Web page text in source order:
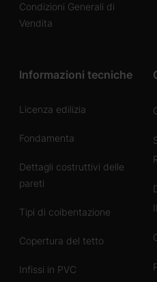
Condizioni Generali di
Vendita
Informazioni tecniche
Licenza edilizia
Fondamenta
Dettagli costruttivi delle
pareti
Tipi di coibentazione
Copertura del tetto
Infissi in PVC